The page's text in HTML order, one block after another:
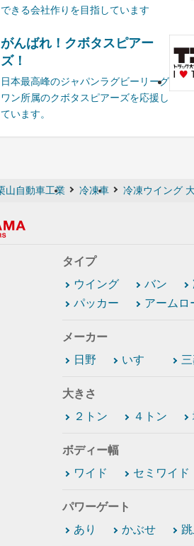
できる会社作りを目指しています
がんばれ！クボタスピアー
ズ！
日本最高峰のジャパンラグビーリーグ
ワン所属のクボタスピアーズを応援し
ています。
山自動車工業 冷凍車 冷凍ウイング
タイプ
ウイング
バン
パッカー
アームロ
メーカー
日野
いすゞ
大きさ
２トン
４トン
ボディー幅
ワイド
セミワイド
パワーゲート
あり
かぶせ